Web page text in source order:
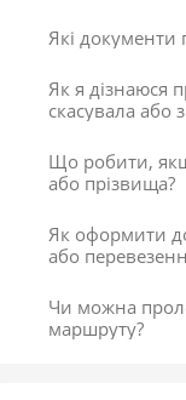
Які документи
Як я дізнаюся
скасувала або
Що робити,
або прізвища?
Як оформити
або
Чи можна
маршруту?